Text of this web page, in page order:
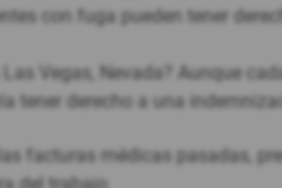
con fuga pueden tener
Vegas, Nevada? Aunque
tener derecho a una
facturas médicas pasadas,